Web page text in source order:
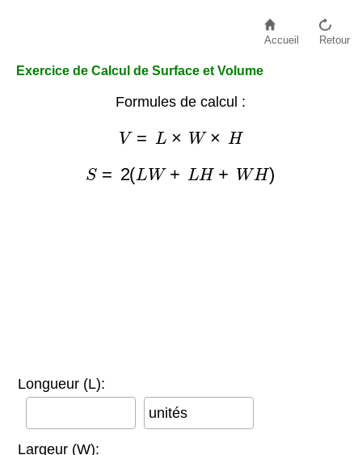
Accueil Retour
Exercice de Calcul de Surface et Volume
Formules de calcul :
=L × W× H
2
Longueur (L):
unités
Largeur (W):